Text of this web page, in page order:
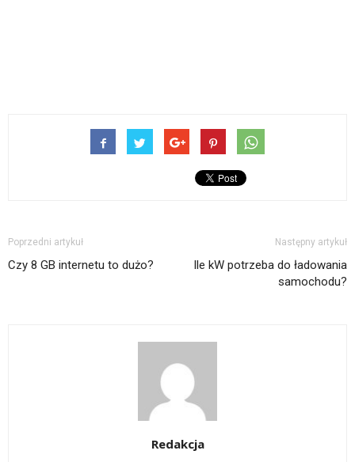
Poprzedni artykuł
Czy 8 GB internetu to dużo?
Następny artykuł
Ile kW potrzeba do ładowania
samochodu?
Redakcja